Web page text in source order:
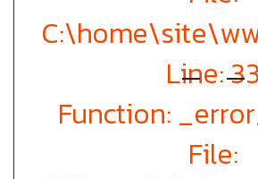
Line: 33
Function:
File: